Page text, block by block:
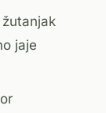
jaje